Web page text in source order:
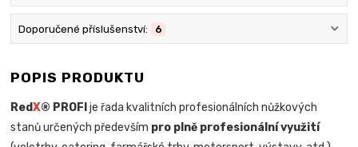
Doporučené příslušenství: 6
POPIS PRODUKTU
RedX® PROFI je řada kvalitních profesionálních nůžkových
stanů určených především pro plně profesionální využití